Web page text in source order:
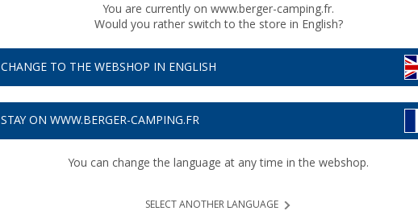
You are currently on www.berger-camping.fr.
Would you rather switch to the store in English?
CHANGE TO THE WEBSHOP IN ENGLISH
STAY ON WWW.BERGER-CAMPING.FR
You can change the language at any time in the webshop.
SELECT ANOTHER LANGUAGE